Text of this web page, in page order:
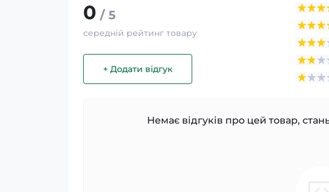
0 / 5
середній рейтинг товару
+ Додати відгук
Немає відгуків про цей товар,